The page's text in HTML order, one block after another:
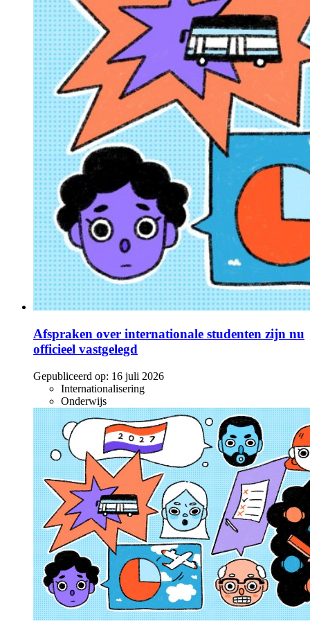
Afspraken over internationale studenten zijn nu
officieel vastgelegd
Gepubliceerd op: 16 juli 2026
Internationalisering
Onderwijs